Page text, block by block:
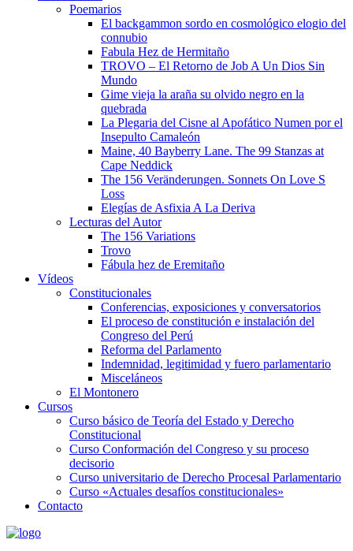
Poemarios
El backgammon sordo en cosmológico elogio del
connubio
Fabula Hez de Hermitaño
TROVO – El Retorno de Job A Un Dios Sin
Mundo
Gime vieja la araña su olvido negro en la
quebrada
La Plegaria del Cisne al Apofático Numen por el
Insepulto Camaleón
Maine, 40 Bayberry Lane. The 99 Stanzas at
Cape Neddick
The 156 Veränderungen. Sonnets On Love S
Loss
Elegías de Asfixia A La Deriva
Lecturas del Autor
The 156 Variations
Trovo
Fábula hez de Eremitaño
Vídeos
Constitucionales
Conferencias, exposiciones y conversatorios
El proceso de constitución e instalación del
Congreso del Perú
Reforma del Parlamento
Indemnidad, legitimidad y fuero parlamentario
Misceláneos
El Montonero
Cursos
Curso básico de Teoría del Estado y Derecho
Constitucional
Curso Conformación del Congreso y su proceso
decisorio
Curso universitario de Derecho Procesal Parlamentario
Curso «Actuales desafíos constitucionales»
Contacto